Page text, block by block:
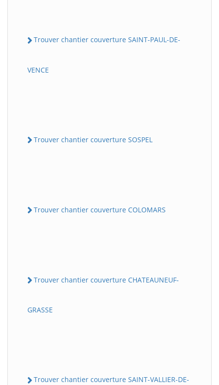
Trouver chantier couverture SAINT-PAUL-DE-
VENCE
Trouver chantier couverture SOSPEL
Trouver chantier couverture COLOMARS
Trouver chantier couverture CHATEAUNEUF-
GRASSE
Trouver chantier couverture SAINT-VALLIER-DE-